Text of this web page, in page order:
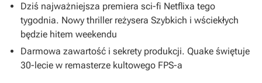
Dziś najważniejsza premiera sci-fi Netflixa tego
tygodnia. Nowy thriller reżysera Szybkich i wściekłych
będzie hitem weekendu
Darmowa zawartość i sekrety produkcji. Quake świętuje
30-lecie w remasterze kultowego FPS-a